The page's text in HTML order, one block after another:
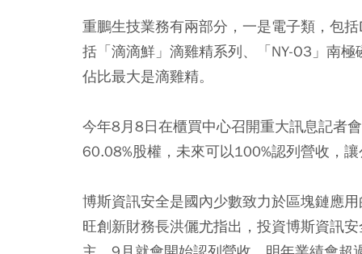
重鵬生技業務有兩部分，一是電子類，包
括「滴滴鮮」滴雞精系列、「NY-O3」南
佔比最大是滴雞精。
今年8月8日在櫃買中心召開重大訊息記者
60.08%股權，未來可以100%認列營收，
博斯資訊安全是國內少數致力於區塊鏈應
旺創新財務長洪儷尤指出，投資博斯資訊